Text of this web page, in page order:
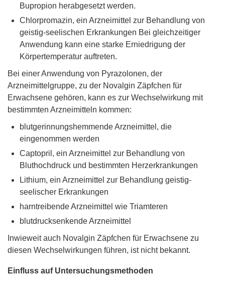
Bupropion herabgesetzt werden.
Chlorpromazin, ein Arzneimittel zur Behandlung von
geistig-seelischen Erkrankungen Bei gleichzeitiger
Anwendung kann eine starke Erniedrigung der
Körpertemperatur auftreten.
Bei einer Anwendung von Pyrazolonen, der
Arzneimittelgruppe, zu der Novalgin Zäpfchen für
Erwachsene gehören, kann es zur Wechselwirkung mit
bestimmten Arzneimitteln kommen:
blutgerinnungshemmende Arzneimittel, die
eingenommen werden
Captopril, ein Arzneimittel zur Behandlung von
Bluthochdruck und bestimmten Herzerkrankungen
Lithium, ein Arzneimittel zur Behandlung geistig-
seelischer Erkrankungen
harntreibende Arzneimittel wie Triamteren
blutdrucksenkende Arzneimittel
Inwieweit auch Novalgin Zäpfchen für Erwachsene zu
diesen Wechselwirkungen führen, ist nicht bekannt.
Einfluss auf Untersuchungsmethoden